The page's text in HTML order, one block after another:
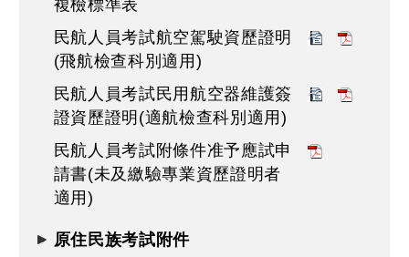
複檢標準表
民航人員考試航空駕駛資歷證明
(飛航檢查科別適用)
民航人員考試民用航空器維護簽
證資歷證明(適航檢查科別適用)
民航人員考試附條件准予應試申
請書(未及繳驗專業資歷證明者
適用)
原住民族考試附件